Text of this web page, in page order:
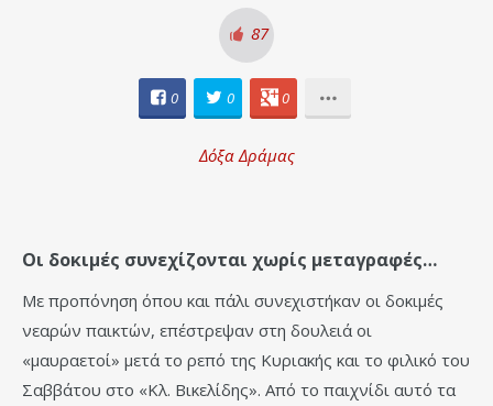
87
0 0 0
Δόξα Δράμας
Οι δοκιμές συνεχίζονται χωρίς μεταγραφές…
Με προπόνηση όπου και πάλι συνεχιστήκαν οι δοκιμές
νεαρών παικτών, επέστρεψαν στη δουλειά οι
«μαυραετοί» μετά το ρεπό της Κυριακής και το φιλικό του
Σαββάτου στο «Κλ. Βικελίδης». Από το παιχνίδι αυτό τα